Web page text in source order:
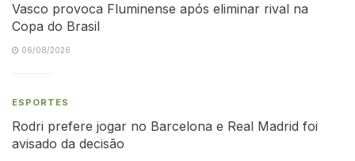
Vasco provoca Fluminense após eliminar rival na
Copa do Brasil
06/08/2026
ESPORTES
Rodri prefere jogar no Barcelona e Real Madrid foi
avisado da decisão